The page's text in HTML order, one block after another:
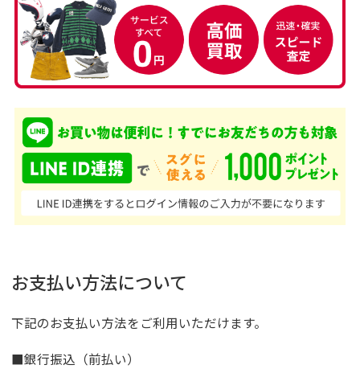
お支払い方法について
下記のお支払い方法をご利用いただけます。
■銀行振込（前払い）